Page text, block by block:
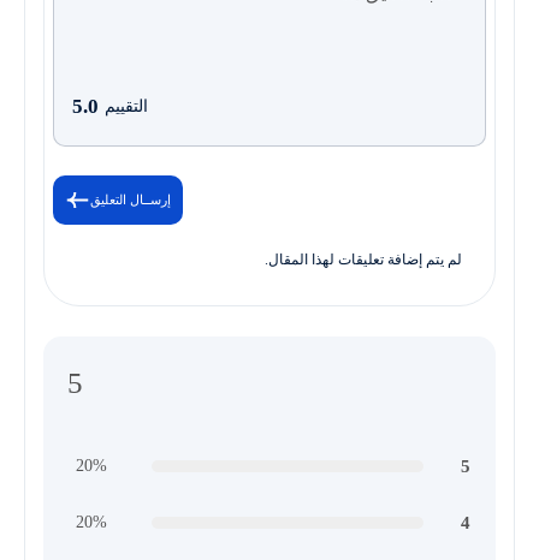
التقييم 5.0
إرســال التعليق
لم يتم إضافة تعليقات لهذا المقال.
5
5
20%
4
20%